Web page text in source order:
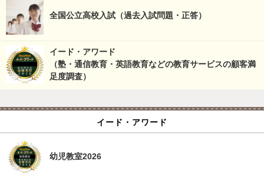
全国公立高校入試（過去入試問題・正答）
イード・アワード
（塾・通信教育・英語教育などの教育サービスの顧客満
足度調査）
イード・アワード
幼児教室2026